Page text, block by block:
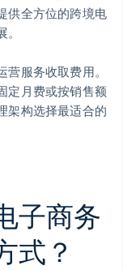
供全方位的跨境电
服务收取费用。
月费或按销售额
构选择最适合的
子商务
式？